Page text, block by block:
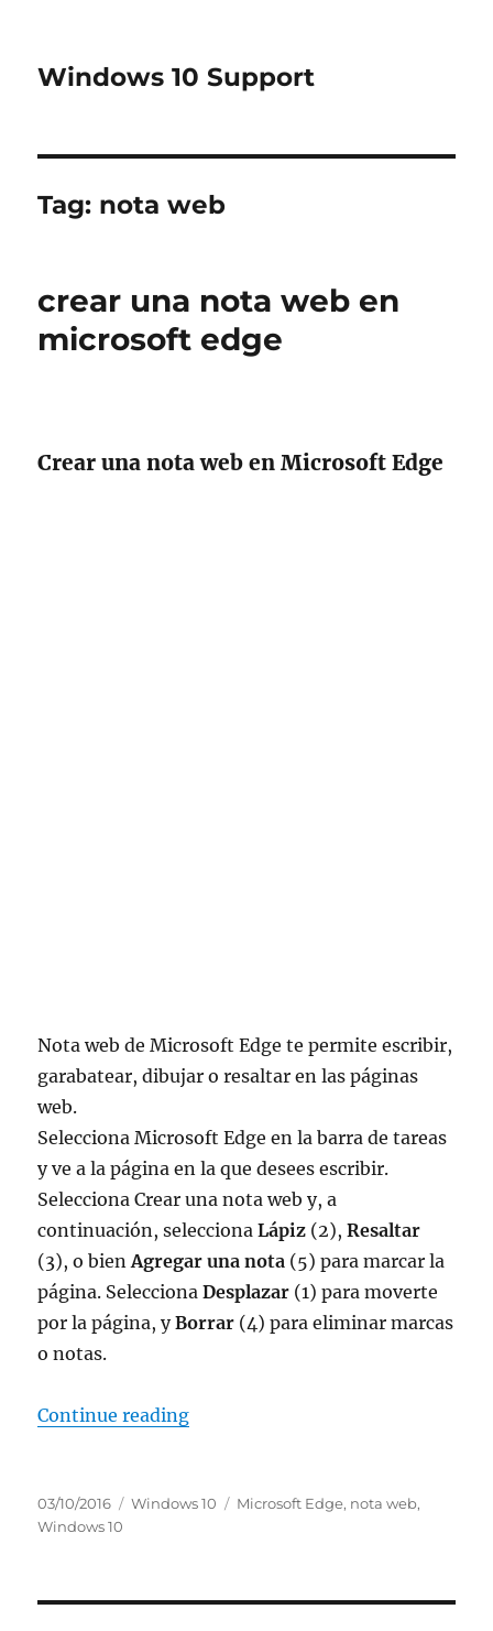
Windows 10 Support
Tag: nota web
crear una nota web en
microsoft edge
Crear una nota web en Microsoft Edge
Nota web de Microsoft Edge te permite escribir,
garabatear, dibujar o resaltar en las páginas
web.
Selecciona Microsoft Edge en la barra de tareas
y ve a la página en la que desees escribir.
Selecciona Crear una nota web y, a
continuación, seleccionaLápiz (2),Resaltar
(3), o bienAgregar una nota (5) para marcar la
página. SeleccionaDesplazar (1) para moverte
por la página, yBorrar (4) para eliminar marcas
o notas.
Continue reading“crear una nota web en microsoft
Posted
on
03/10/2016 Categories
Windows 10 Tags
Microsoft Edge, nota web,
Windows 10